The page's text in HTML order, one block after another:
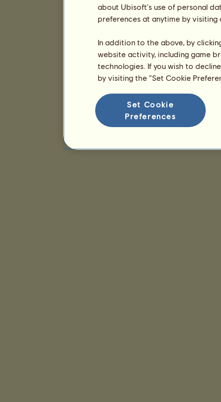
about Ubisoft's use of personal
preferences at anytime by
In addition to the above, by
website activity, including game
technologies. If you wish to
by visiting the “Set Cookie
Set Cookie
Preferences